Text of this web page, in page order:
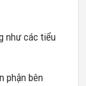
như các tiểu
phận bên